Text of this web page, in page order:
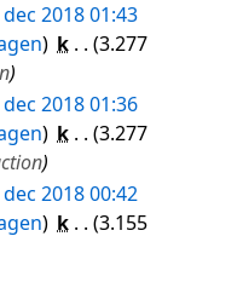
dec 2018 01:43
k
3.277
dec 2018 01:36
k
3.277
dec 2018 00:42
k
3.155